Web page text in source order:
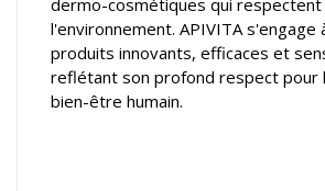
l'environnement. APIVITA s'engage
produits innovants, efficaces et
reflétant son profond respect pour
bien-être humain.